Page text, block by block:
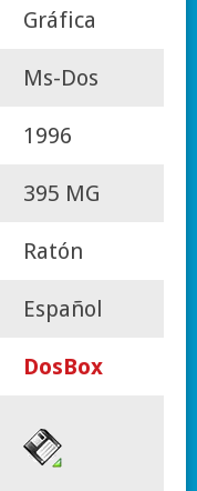
Gráfica
Ms-Dos
1996
395 MG
Ratón
Español
DosBox